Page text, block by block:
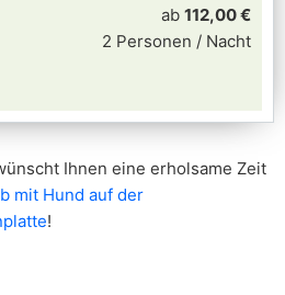
ab 112,00 €
2 Personen / Nacht
Ihnen eine erholsame Zeit
mit Hund auf der
!